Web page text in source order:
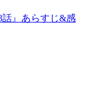
話』あらすじ&感